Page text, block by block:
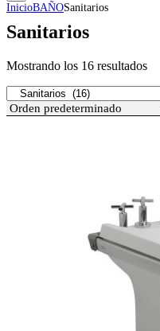
InicioBAÑOSanitarios
Sanitarios
Mostrando los 16 resultados